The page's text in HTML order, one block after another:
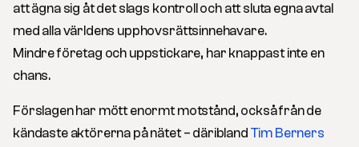
att ägna sig åt det slags kontroll och att sluta egna avtal
med alla världens upphovsrättsinnehavare.
Mindre företag och uppstickare, har knappast inte en
chans.
Förslagen har mött enormt motstånd, också från de
kändaste aktörerna på nätet – däribland Tim Berners